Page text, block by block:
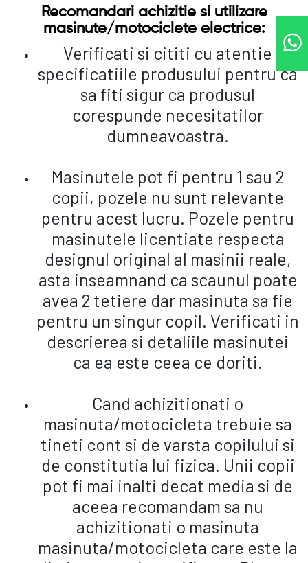
Recomandari achizitie si utilizare
masinute/motociclete electrice:
Verificati si cititi cu atentie
specificatiile produsului pentru ca
sa fiti sigur ca produsul
corespunde necesitatilor
dumneavoastra.
Masinutele pot fi pentru 1 sau 2
copii, pozele nu sunt relevante
pentru acest lucru. Pozele pentru
masinutele licentiate respecta
designul original al masinii reale,
asta inseamnand ca scaunul poate
avea 2 tetiere dar masinuta sa fie
pentru un singur copil. Verificati in
descrierea si detaliile masinutei
ca ea este ceea ce doriti.
Cand achizitionati o
masinuta/motocicleta trebuie sa
tineti cont si de varsta copilului si
de constitutia lui fizica. Unii copii
pot fi mai inalti decat media si de
aceea recomandam sa nu
achizitionati o masinuta
masinuta/motocicleta care este la